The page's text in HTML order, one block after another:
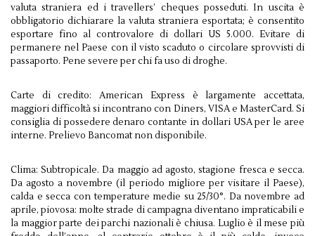
valuta straniera ed i travellers’ cheques posseduti. In uscita è
obbligatorio dichiarare la valuta straniera esportata; è consentito
esportare fino al controvalore di dollari US 5.000. Evitare di
permanere nel Paese con il visto scaduto o circolare sprovvisti di
passaporto. Pene severe per chi fa uso di droghe.
Carte di credito: American Express è largamente accettata,
maggiori difficoltà si incontrano con Diners, VISA e MasterCard. Si
consiglia di possedere denaro contante in dollari USA per le aree
interne. Prelievo Bancomat non disponibile.
Clima: Subtropicale. Da maggio ad agosto, stagione fresca e secca.
Da agosto a novembre (il periodo migliore per visitare il Paese),
calda e secca con temperature medie su 25/30°. Da novembre ad
aprile, piovosa: molte strade di campagna diventano impraticabili e
la maggior parte dei parchi nazionali è chiusa. Luglio è il mese più